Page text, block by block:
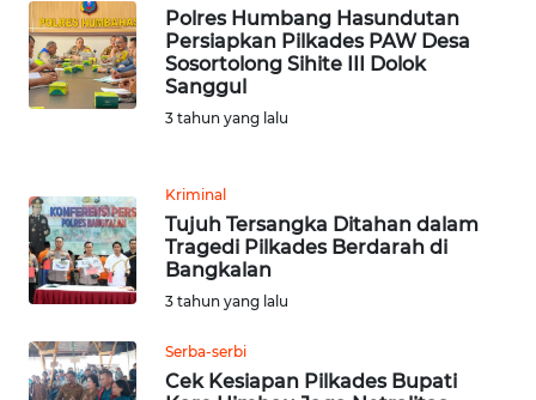
Polres Humbang Hasundutan
Persiapkan Pilkades PAW Desa
Sosortolong Sihite III Dolok
Sanggul
3 tahun yang lalu
Kriminal
Tujuh Tersangka Ditahan dalam
Tragedi Pilkades Berdarah di
Bangkalan
3 tahun yang lalu
Serba-serbi
Cek Kesiapan Pilkades Bupati
WN
TAPANULI
TENGAH
WN
TEBING
TINGGI
PAKPAK